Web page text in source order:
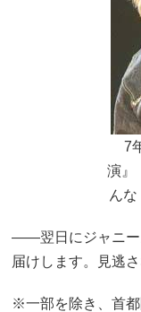
7
演』
ん
――翌日にジャニー
届けします。見逃
※一部を除き、首都